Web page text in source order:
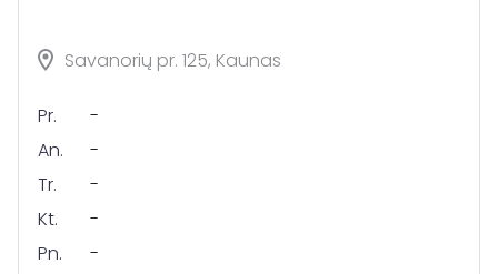
Savanorių pr. 125, Kaunas
Pr.
-
An.
-
Tr.
-
Kt.
-
Pn.
-